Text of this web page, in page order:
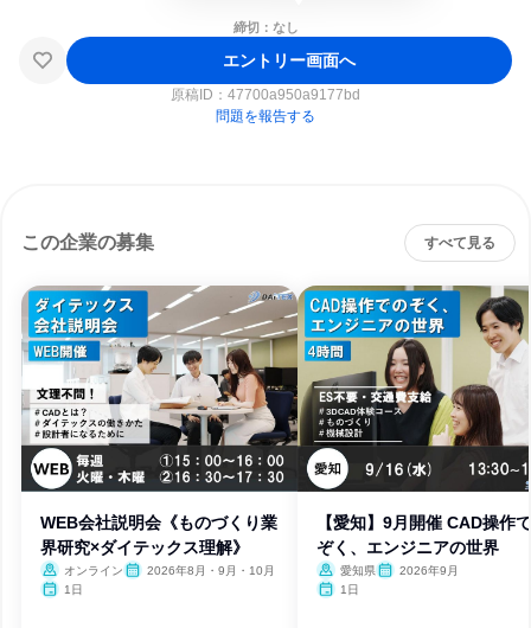
締切：なし
エントリー画面へ
原稿ID： 47700a950a9177bd
問題を報告する
この企業の募集 すべて見る
WEB会社説明会《ものづくり業
界研究×ダイテックス理解》
オンライン
2026年8月・9月・10月
1日
【愛知】9月開催 CAD操作
ぞく、エンジニアの世界
愛知県
2026年9月
1日